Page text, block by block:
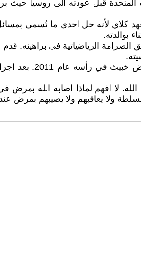
قبل عودته الى روسيا حيث
كلاي لأنه حل احدى ما تُسمى
بوالدته.
الرياضياتية في براهينه.
يعصر قلبي الالم
لا افهم لماذا اصابه الله بمرض في
ولا يعاقبهم ولا يصيبهم بمرض